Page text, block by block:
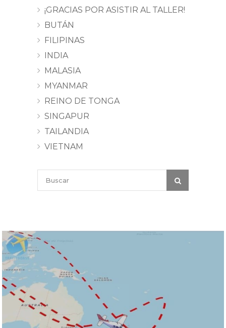
¡GRACIAS POR ASISTIR AL TALLER!
BUTÁN
FILIPINAS
INDIA
MALASIA
MYANMAR
REINO DE TONGA
SINGAPUR
TAILANDIA
VIETNAM